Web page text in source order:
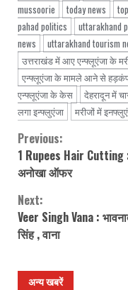
mussoorie
today news
pahad politics
uttarakhand
news
uttarakhand tourism
उत्तराखंड में आए एन्फ्लूएंजा के
एन्फ्लूएंजा के मामले आने से
एन्फ्लूएंजा के केस
देहरादून में
लगा इन्फ्लुएंजा
मरीजों में
Continue
Reading
Previous:
1 Rupees Hair Cutting
अनोखा ऑफर
Next:
Veer Singh Vana :
सिंह , वाना
अन्य खबरें